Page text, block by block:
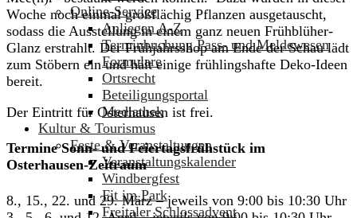
Online-Service
Anliegen A-Z
Terminbuchung Pass- und Meldewesen
Formulare
Ortsrecht
Beteiligungsportal
Mediathek
Kultur & Tourismus
Feste & Veranstaltungen
Veranstaltungskalender
Windbergfest
Fit im Park
Freitaler Schlossadvent
Woche noch einmal großflächig Pflanzen ausgetauscht,
sodass die Ausstellung in einem ganz neuen Frühblüher-
Glanz erstrahlt. Der Frühjahrsshop am Ende der Schau lädt
zum Stöbern ein und hält einige frühlingshafte Deko-Ideen
bereit.
Der Eintritt für Osterhausen ist frei.
Termine Sonn- und Feiertagsfrühstück im
Osterhausen-Zeitraum
8., 15., 22. und 29. März – jeweils von 9:00 bis 10:30 Uhr